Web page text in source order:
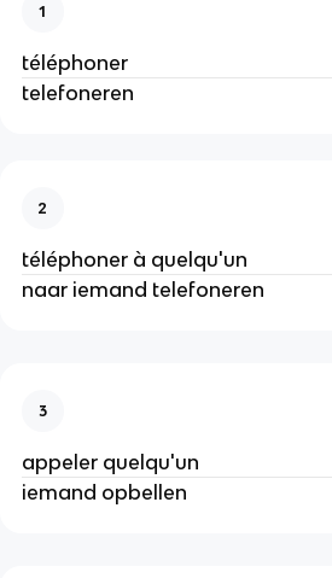
1
téléphoner
telefoneren
2
téléphoner à quelqu'un
naar iemand telefoneren
3
appeler quelqu'un
iemand opbellen